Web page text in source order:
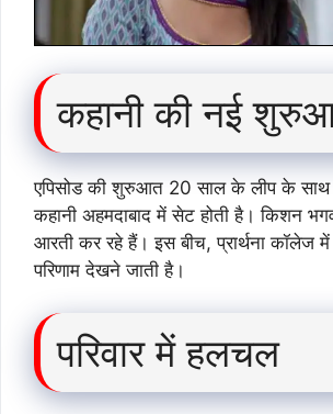
कहानी की नई
एपिसोड की शुरुआत 20 साल के लीप के साथ
कहानी अहमदाबाद में सेट होती है। किशन
आरती कर रहे हैं। इस बीच, प्रार्थना कॉलेज में
परिणाम देखने जाती है।
परिवार में हलचल